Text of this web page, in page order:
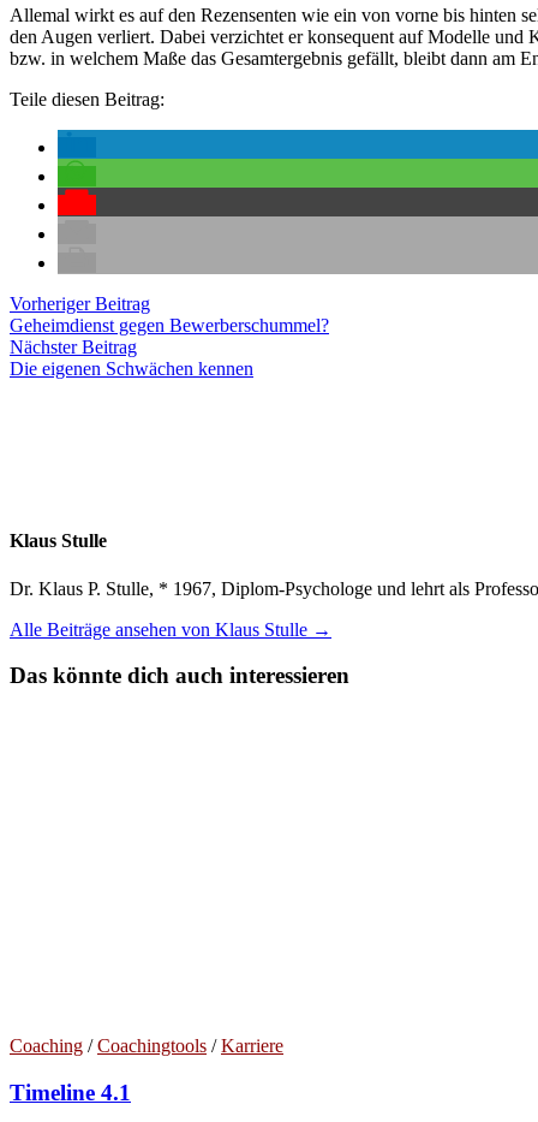
Allemal wirkt es auf den Rezensenten wie ein von vorne bis hinten
den Augen verliert. Dabei verzichtet er konsequent auf Modelle und
bzw. in welchem Maße das Gesamtergebnis gefällt, bleibt dann am
Teile diesen Beitrag:
Beitragsnavigation
Vorheriger BeitragVorheriger
Beitrag:
Geheimdienst gegen Bewerberschummel?
Nächster BeitragNächster
Beitrag:
Die eigenen Schwächen kennen
Klaus Stulle
Dr. Klaus P. Stulle, * 1967, Diplom-Psychologe und lehrt als
Alle Beiträge ansehen von Klaus Stulle →
Das könnte dich auch interessieren
Coaching /Coachingtools /Karriere
Timeline 4.1